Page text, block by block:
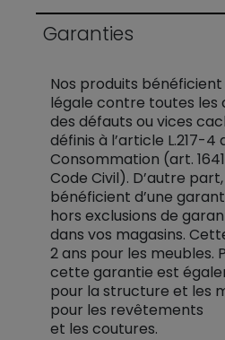
Garanties
Nos produits
légale contre toutes les
des défauts ou vices
définis à l’article L.217-4
Consommation (art.
Code Civil). D’autre
bénéficient d’une
hors exclusions de
dans vos magasins.
2 ans pour les meubles.
cette garantie est
pour la structure et les
pour les revêtements
et les coutures.